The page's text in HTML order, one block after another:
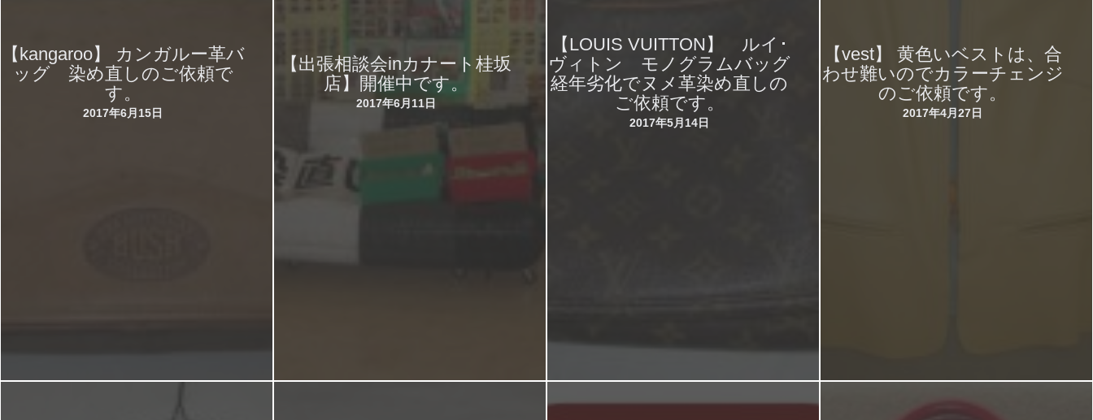
【kangaroo】 カンガルー革バ
ッグ 染め直しのご依頼で
す。
2017年6月15日
【出張相談会inカナート桂坂
店】開催中です。
2017年6月11日
【LOUIS VUITTON】 ルイ･
ヴィトン モノグラムバッグ
経年劣化でヌメ革染め直しの
ご依頼です。
2017年5月14日
【vest】 黄色いベストは、合
わせ難いのでカラーチェンジ
のご依頼です。
2017年4月27日